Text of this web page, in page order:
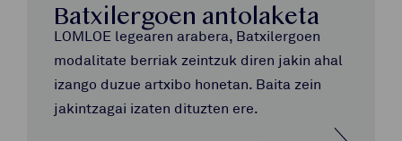
Batxilergoen antolaketa
LOMLOE legearen arabera, Batxilergoen
modalitate berriak zeintzuk diren jakin ahal
izango duzue artxibo honetan. Baita zein
jakintzagai izaten dituzten ere.